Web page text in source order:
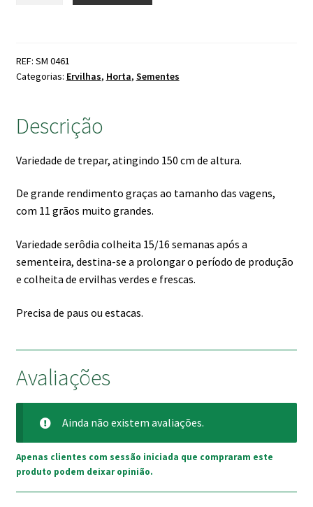
(kg)
REF: SM 0461
Categorias: Ervilhas, Horta, Sementes
Descrição
Variedade de trepar, atingindo 150 cm de altura.
De grande rendimento graças ao tamanho das vagens,
com 11 grãos muito grandes.
Variedade serôdia colheita 15/16 semanas após a
sementeira, destina-se a prolongar o período de produção
e colheita de ervilhas verdes e frescas.
Precisa de paus ou estacas.
Avaliações
Ainda não existem avaliações.
Apenas clientes com sessão iniciada que compraram este
produto podem deixar opinião.